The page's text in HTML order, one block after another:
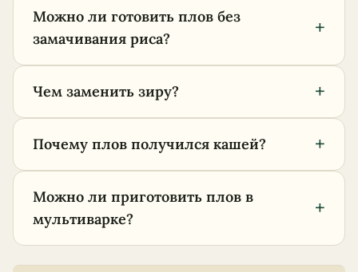
Можно ли готовить плов без
замачивания риса?
+
Чем заменить зиру? +
Почему плов получился кашей? +
Можно ли приготовить плов в
мультиварке?
+